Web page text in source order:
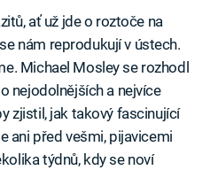
ať už jde o roztoče na
nám reprodukují v ústech.
Michael Mosley se rozhodl
nejodolnějších a nejvíce
zjistil, jak takový fascinující
ani před vešmi, pijavicemi
týdnů, kdy se noví